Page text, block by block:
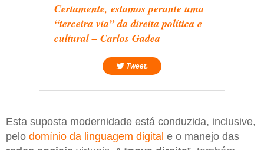
Certamente, estamos perante uma
“terceira via” da direita política e
cultural – Carlos Gadea
Tweet.
Esta suposta modernidade está conduzida, inclusive,
pelo domínio da linguagem digital e o manejo das